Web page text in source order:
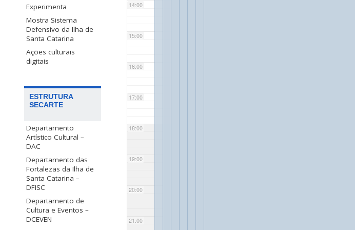
Experimenta
Mostra Sistema
Defensivo da Ilha de
Santa Catarina
Ações culturais
digitais
ESTRUTURA
SECARTE
Departamento
Artístico Cultural –
DAC
Departamento das
Fortalezas da Ilha de
Santa Catarina –
DFISC
Departamento de
Cultura e Eventos –
DCEVEN
14:00
15:00
16:00
17:00
18:00
19:00
20:00
21:00